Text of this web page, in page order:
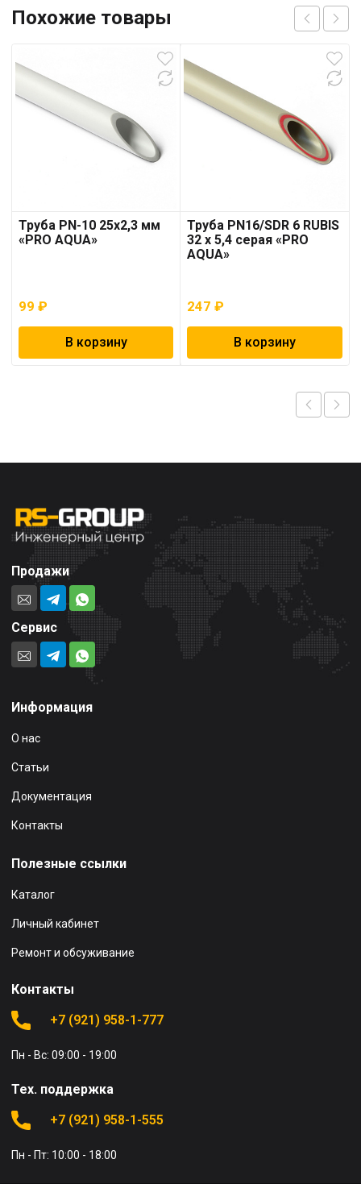
Похожие товары
Труба PN-10 25х2,3 мм
«PRO AQUA»
99 ₽
В корзину
Труба PN16/SDR 6 RUBIS
32 x 5,4 серая «PRO
AQUA»
247₽
В корзину
Продажи
Сервис
Информация
О нас
Статьи
Документация
Контакты
Полезные ссылки
Каталог
Личный кабинет
Ремонт и обсуживание
Контакты
+7 (921) 958-1-777
Пн - Вс: 09:00 - 19:00
Тех. поддержка
+7 (921) 958-1-555
Пн - Пт: 10:00 - 18:00